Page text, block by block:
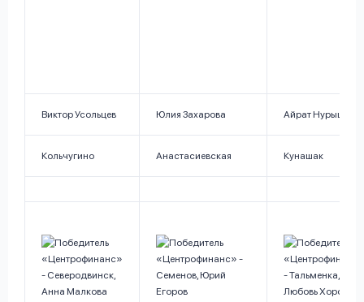
Виктор Усольцев Юлия Захарова Айрат Нурышев
Кольчугино Анастасиевская Кунашак